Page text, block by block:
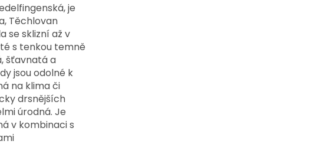
je
Těchlovan
se sklizní až v
s tenkou temně
šťavnatá a
jsou odolné k
na klima či
drsnějších
úrodná. Je
v kombinaci s